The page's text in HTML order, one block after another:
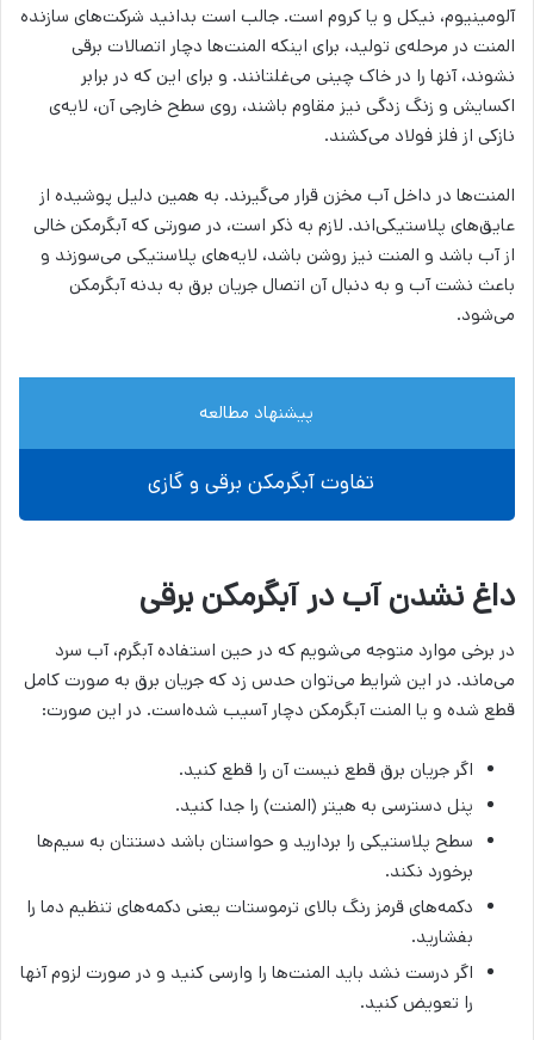
آلومینیوم، نیکل و یا کروم است. جالب است بدانید شرکت‌های سازنده
المنت در مرحله‌ی تولید، برای اینکه المنت‌ها دچار اتصالات برقی
نشوند، آنها را در خاک چینی می‌غلتانند. و برای این که در برابر
اکسایش و زنگ زدگی نیز مقاوم باشند، روی سطح خارجی آن، لایه‌ی
نازکی از فلز فولاد می‌کشند.
المنت‌ها در داخل آب مخزن قرار می‌گیرند. به همین دلیل پوشیده از
عایق‌های پلاستیکی‌اند. لازم به ذکر است، در صورتی که آبگرمکن خالی
از آب باشد و المنت نیز روشن باشد، لایه‌های پلاستیکی می‌سوزند و
باعث نشت آب و به دنبال آن اتصال جریان برق به بدنه آبگرمکن
می‌شود.
پیشنهاد مطالعه
تفاوت آبگرمکن برقی و گازی
داغ نشدن آب در آبگرمکن برقی
در برخی موارد متوجه می‌شویم که در حین استفاده آبگرم، آب سرد
می‌ماند. در این شرایط می‌توان حدس زد که جریان برق به صورت کامل
قطع شده و یا المنت آبگرمکن دچار آسیب شده‌است. در این صورت:
اگر جریان برق قطع نیست آن را قطع کنید.
پنل دسترسی به هیتر (المنت) را جدا کنید.
سطح پلاستیکی را بردارید و حواستان باشد دستتان به سیم‌ها
برخورد نکند.
دکمه‌های قرمز رنگ بالای ترموستات یعنی دکمه‌های تنظیم دما را
بفشارید.
اگر درست نشد باید المنت‌ها را وارسی کنید و در صورت لزوم آنها
را تعویض کنید.